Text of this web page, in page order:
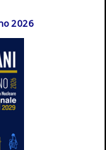
2026